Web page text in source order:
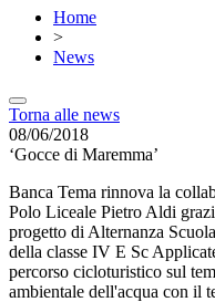
Home
>
News
Torna alle news
08/06/2018
‘Gocce di Maremma’
Banca Tema rinnova la
Polo Liceale Pietro Aldi
progetto di Alternanza
della classe IV E Sc
percorso cicloturistico sul
ambientale dell'acqua con il